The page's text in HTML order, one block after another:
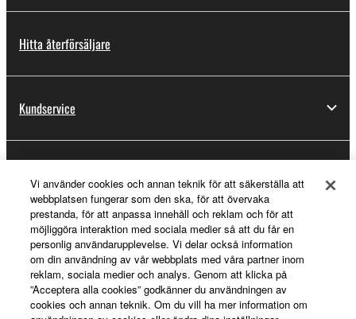
Hitta återförsäljare
Kundservice
Om Yamaha
Sverige - Swedish
Vi använder cookies och annan teknik för att säkerställa att
webbplatsen fungerar som den ska, för att övervaka
prestanda, för att anpassa innehåll och reklam och för att
möjliggöra interaktion med sociala medier så att du får en
personlig användarupplevelse. Vi delar också information
om din användning av vår webbplats med våra partner inom
reklam, sociala medier och analys. Genom att klicka på
”Acceptera alla cookies” godkänner du användningen av
cookies och annan teknik. Om du vill ha mer information om